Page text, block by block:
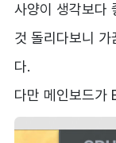
사양이 생각보다
것 돌리다보니 가
다.
다만 메인보드가